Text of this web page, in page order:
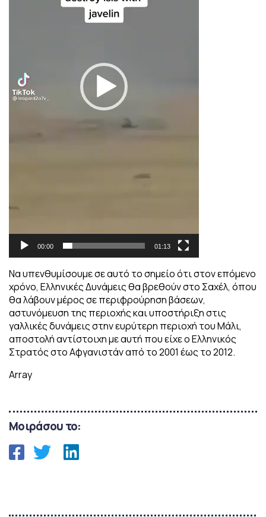
00:00 01:13
Να υπενθυμίσουμε σε αυτό το σημείο ότι στον επόμενο
χρόνο, Ελληνικές Δυνάμεις θα βρεθούν στο Σαχέλ, όπου
θα λάβουν μέρος σε περιφρούρηση βάσεων,
αστυνόμευση της περιοχής και υποστήριξη στις
γαλλικές δυνάμεις στην ευρύτερη περιοχή του Μάλι,
αποστολή αντίστοιχη με αυτή που είχε ο Ελληνικός
Στρατός στο Αφγανιστάν από το 2001 έως το 2012.
Array
Μοιράσου το: